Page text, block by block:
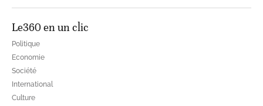
Le360 en un clic
Politique
Economie
Société
International
Culture